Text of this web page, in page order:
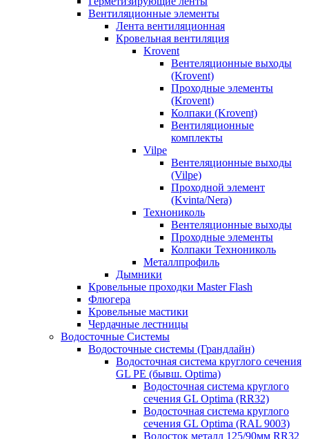
Вентиляционные элементы
Лента вентиляционная
Кровельная вентиляция
Krovent
Вентеляционные выходы
(Krovent)
Проходные элементы
(Krovent)
Колпаки (Krovent)
Вентиляционные
комплекты
Vilpe
Вентеляционные выходы
(Vilpe)
Проходной элемент
(Kvinta/Nera)
Технониколь
Вентеляционные выходы
Проходные элементы
Колпаки Технониколь
Металлпрофиль
Дымники
Кровельные проходки Master Flash
Флюгера
Кровельные мастики
Чердачные лестницы
Водосточные Системы
Водосточные системы (Грандлайн)
Водосточная система круглого сечения
GL PE (бывш. Optima)
Водосточная система круглого
сечения GL Optima (RR32)
Водосточная система круглого
сечения GL Optima (RAL 9003)
Водосток металл 125/90мм RR32